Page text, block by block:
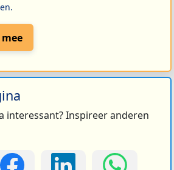
interessant? Inspireer anderen